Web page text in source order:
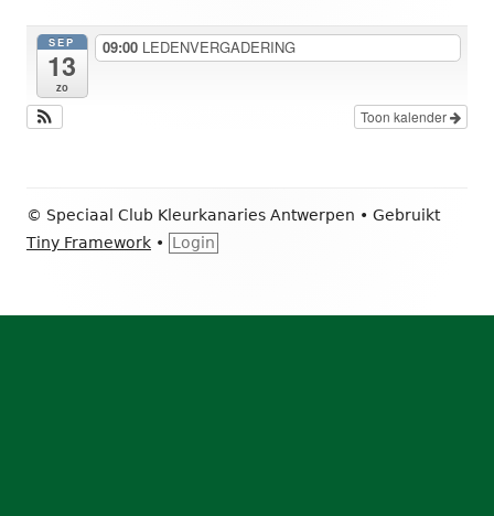
sidebar
SEP
13
zo
09:00 LEDENVERGADERING
Toon kalender
Footer
inhoud
© Speciaal Club Kleurkanaries Antwerpen • Gebruikt
Tiny Framework • Login